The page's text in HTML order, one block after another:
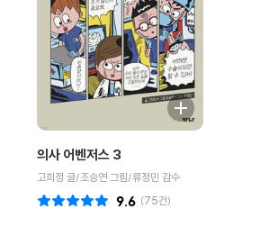
의사 어벤저스 3
고희정 글/조승연 그림/류정민 감수
(75건)
9.6